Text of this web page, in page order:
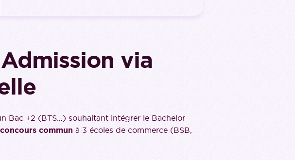
via
Bac +2 (BTS…) souhaitant intégrer le Bachelor
concours commun à 3 écoles de commerce (BSB,